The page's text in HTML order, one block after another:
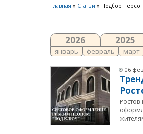
Главная » Статьи » Подбор
2026 2025
январь февраль март
06